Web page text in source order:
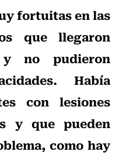
fortuitas en las
que llegaron
y no pudieron
Había
con lesiones
y que pueden
como hay